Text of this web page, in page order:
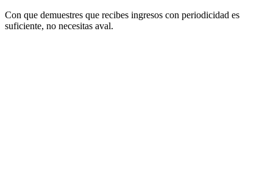
Con que demuestres que recibes ingresos con periodicidad es
suficiente, no necesitas aval.